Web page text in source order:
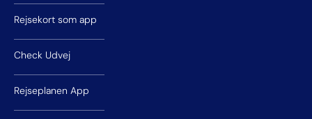
Rejsekort som app
Check Udvej
Rejseplanen App